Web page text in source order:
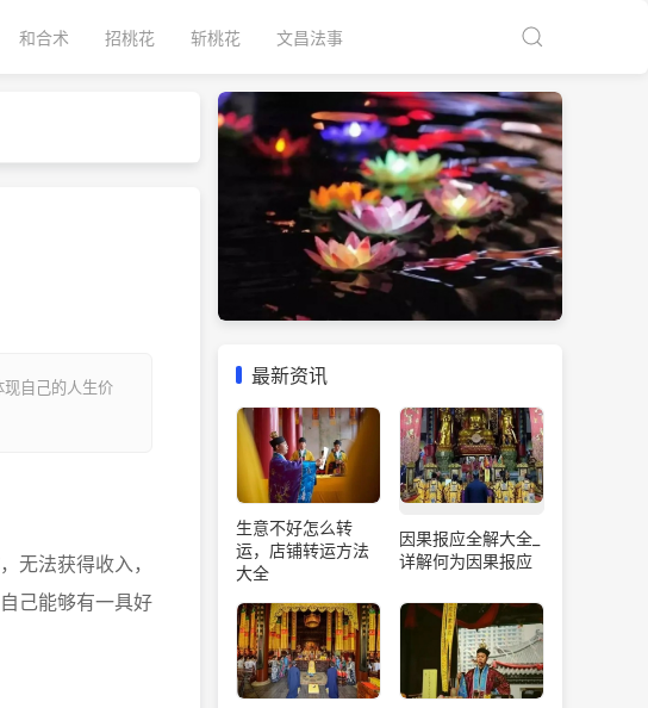
和合术 招桃花 斩桃花 文昌法事
自己的人生价
无法获得收入，
己能够有一具好
最新资讯
生意不好怎么转
运，店铺转运方法
大全
因果报应全解大全_
详解何为因果报应